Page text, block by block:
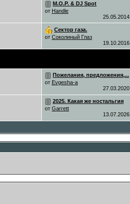
M.O.P. & DJ Spot
от Handle
25.05.2014
Сектор газа.
от Соколиный Глаз
19.10.2016
Пожелания, предложения,...
от Evgesha-a
27.03.2020
2025. Какая же ностальгия
от Garrett
13.07.2026